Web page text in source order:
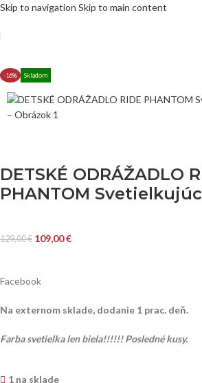
Skip to navigation Skip to main content
-16% Skladom
DETSKÉ ODRÁŽADLO
PHANTOM
129,00€ 109,00€
Facebook
Na externom sklade, dodanie 1 prac. deň.
Farba svetielka len biela!!!!!! Posledné kusy.
1 na sklade